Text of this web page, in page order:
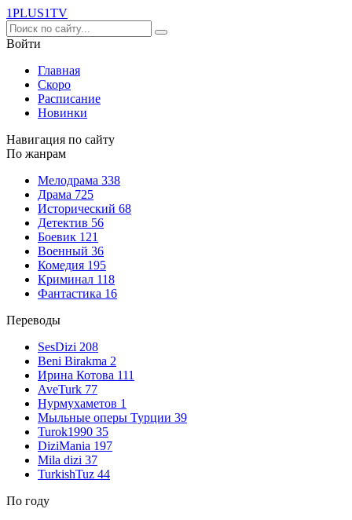
1PLUS1TV
Войти
Главная
Скоро
Расписание
Новинки
Навигация по сайту
По жанрам
Мелодрама 338
Драма 725
Исторический 68
Детектив 56
Боевик 121
Военный 36
Комедия 195
Криминал 118
Фантастика 16
Переводы
SesDizi 208
Beni Birakma 2
Ирина Котова 111
AveTurk 77
Нурмухаметов 1
Мыльные оперы Турции 39
Turok1990 35
DiziMania 197
Mila dizi 37
TurkishTuz 44
По году